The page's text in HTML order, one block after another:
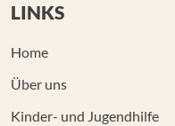
LINKS
Home
Über uns
Kinder- und Jugendhilfe